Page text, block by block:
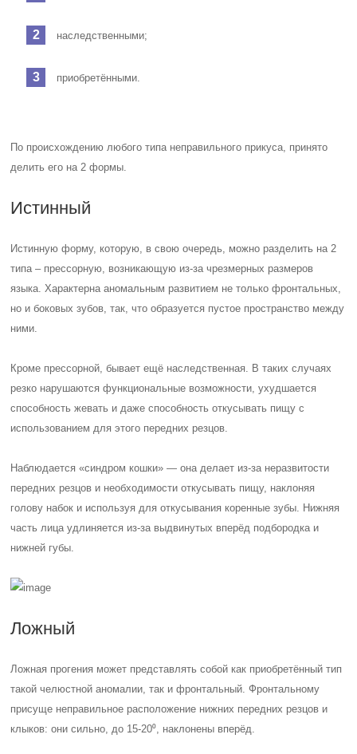
наследственными;
приобретёнными.
По происхождению любого типа неправильного прикуса, принято
делить его на 2 формы.
Истинный
Истинную форму, которую, в свою очередь, можно разделить на 2
типа – прессорную, возникающую из-за чрезмерных размеров
языка. Характерна аномальным развитием не только фронтальных,
но и боковых зубов, так, что образуется пустое пространство между
ними.
Кроме прессорной, бывает ещё наследственная. В таких случаях
резко нарушаются функциональные возможности, ухудшается
способность жевать и даже способность откусывать пищу с
использованием для этого передних резцов.
Наблюдается «синдром кошки» — она делает из-за неразвитости
передних резцов и необходимости откусывать пищу, наклоняя
голову набок и используя для откусывания коренные зубы. Нижняя
часть лица удлиняется из-за выдвинутых вперёд подбородка и
нижней губы.
Ложный
Ложная прогения может представлять собой как приобретённый тип
такой челюстной аномалии, так и фронтальный. Фронтальному
присуще неправильное расположение нижних передних резцов и
клыков: они сильно, до 15-20⁰, наклонены вперёд.